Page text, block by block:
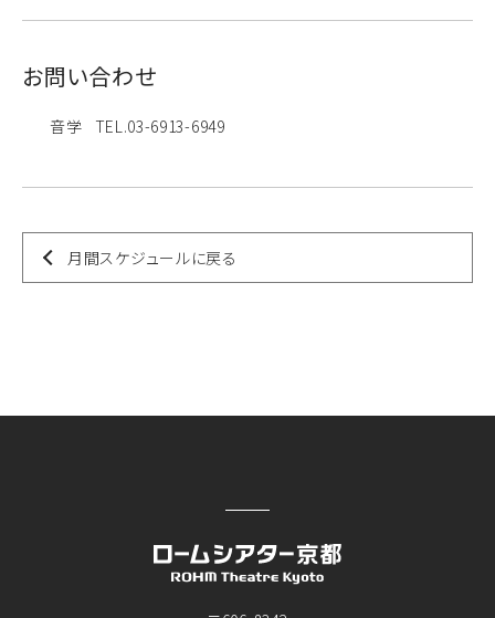
お問い合わせ
音学 TEL.03-6913-6949
月間スケジュールに戻る